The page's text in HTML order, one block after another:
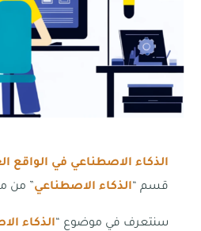
الذكاء الاصطناعي في الواقع
قسم “الذكاء الاصطناعي” من
سنتعرف في موضوع “الذكاء